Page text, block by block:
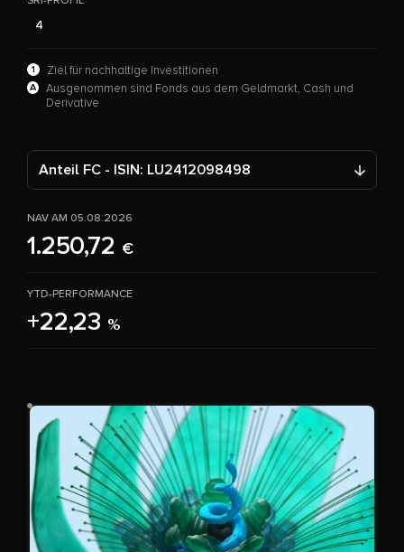
4
1 Ziel für nachhaltige Investitionen
A
Ausgenommen sind Fonds aus dem Geldmarkt, Cash und
Derivative
Anteil FC - ISIN: LU2412098498
NAV AM 05.08.2026
1.250,72 €
YTD-PERFORMANCE
+22,23 %